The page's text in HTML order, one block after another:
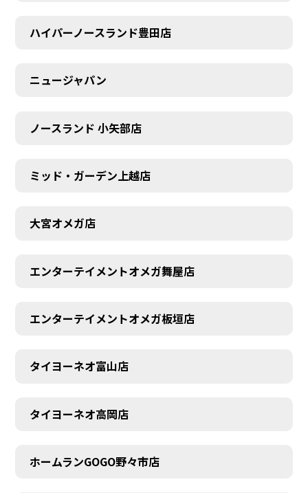
ハイパーノースランド豊田店
ニュージャパン
ノースランド 小矢部店
ミッド・ガーデン上越店
大宮オメガ店
エンターテイメントオメガ舞屋店
エンターテイメントオメガ板垣店
タイヨーネオ富山店
タイヨーネオ高岡店
ホームランGOGO野々市店